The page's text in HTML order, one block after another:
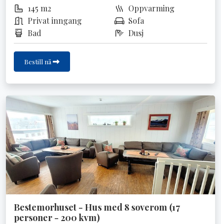
145 m2
Oppvarming
Privat inngang
Sofa
Bad
Dusj
Bestill nå
Bestemorhuset - Hus med 8 soverom (17
personer - 200 kvm)